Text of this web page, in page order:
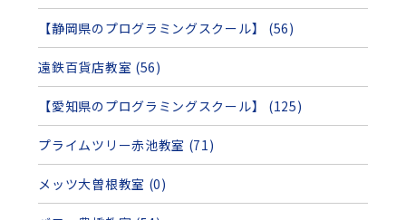
【静岡県のプログラミングスクール】 (56)
遠鉄百貨店教室 (56)
【愛知県のプログラミングスクール】 (125)
プライムツリー赤池教室 (71)
メッツ大曽根教室 (0)